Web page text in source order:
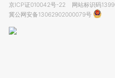
京ICP证010042号-22
网站标识码
冀公网安备13062902000079号